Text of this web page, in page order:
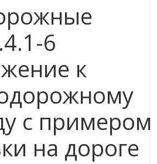
6
к
с примером
на дороге